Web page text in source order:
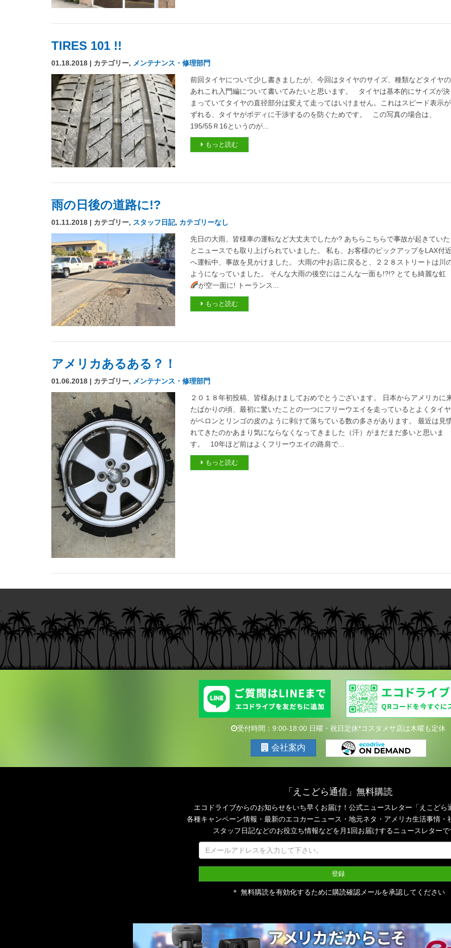
TIRES 101 !!
01.18.2018 | カテゴリー, メンテナンス・修理部門
前回タイヤについて少し書きましたが、今回はタイヤのサイズ、種類などタイヤの
あれこれ入門編について書いてみたいと思います。 タイヤは基本的にサイズが決
まっていてタイヤの直径部分は変えて走ってはいけません。これはスピード表示が
ずれる、タイヤがボディに干渉するのを防ぐためです。 この写真の場合は、
195/55Ｒ16というのが...
もっと読む
雨の日後の道路に!?
01.11.2018 | カテゴリー, スタッフ日記, カテゴリーなし
先日の大雨、皆様車の運転など大丈夫でしたか? あちらこちらで事故が起きていた
とニュースでも取り上げられていました。 私も、お客様のピックアップをLAX付近
へ運転中、事故を見かけました。 大雨の中お店に戻ると、２２８ストリートは川
ようになっていました。 そんな大雨の後空にはこんな一面も!?!? とても綺麗な虹
が空一面に! トーランス...
もっと読む
アメリカあるある？！
01.06.2018 | カテゴリー, メンテナンス・修理部門
２０１８年初投稿、皆様あけましておめでとうございます。 日本からアメリカに
たばかりの頃、最初に驚いたことの一つにフリーウエイを走っているとよくタイヤ
がペロンとリンゴの皮のように剥けて落ちている数の多さがあります。 最近は見
れてきたのかあまり気にならなくなってきました（汗）がまだまだ多いと思いま
す。 10年ほど前はよくフリーウエイの路肩で...
もっと読む
受付時間：9:00-18:00 日曜・祝日定休*コスタメサ店は木曜も定休
会社案内
「えこどら通信」無料購読
エコドライブからのお知らせをいち早くお届け！公式ニュースレター「えこどら
各種キャンペーン情報・最新のエコカーニュース・地元ネタ・アメリカ生活事情・
スタッフ日記などのお役立ち情報などを月1回お届けするニュースレターで
＊ 無料購読を有効化するために購読確認メールを承認してください